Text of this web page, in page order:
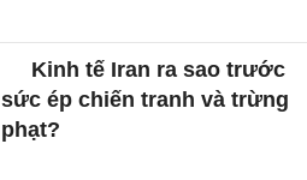
Kinh tế Iran ra sao trước
sức ép chiến tranh và trừng
phạt?